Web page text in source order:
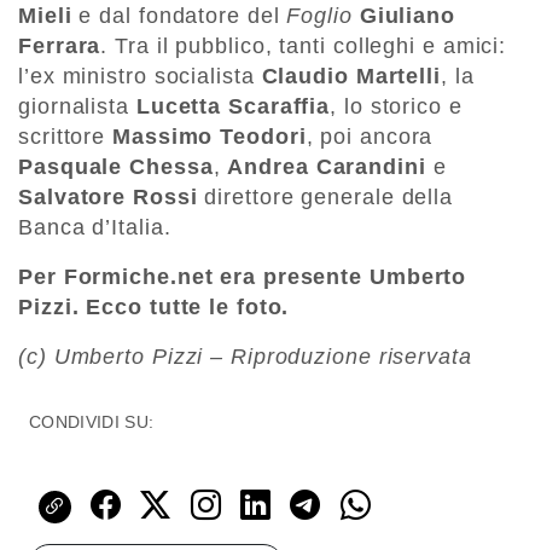
Mieli e dal fondatore delFoglio Giuliano
Ferrara. Tra il pubblico, tanti colleghi e amici:
l’ex ministro socialista Claudio Martelli, la
giornalista Lucetta Scaraffia, lo storico e
scrittore Massimo Teodori, poi ancora
Pasquale Chessa,Andrea Carandini e
Salvatore Rossidirettore generale della
Banca d’Italia.
Per Formiche.net era presente Umberto
Pizzi. Ecco tutte le foto.
(c) Umberto Pizzi – Riproduzione riservata
CONDIVIDI SU: